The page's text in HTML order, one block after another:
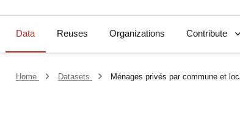
Data Reuses Organizations Contribute
Home Datasets Ménages privés par commune et